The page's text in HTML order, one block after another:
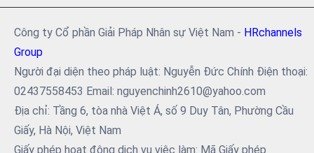
Công ty Cổ phần Giải Pháp Nhân sự Việt Nam - HRchannels
Group
Người đại diện theo pháp luật: Nguyễn Đức Chính Điện thoại:
02437558453 Email: nguyenchinh2610@yahoo.com
Địa chỉ: Tầng 6, tòa nhà Việt Á, số 9 Duy Tân, Phường Cầu
Giấy, Hà Nội, Việt Nam
Giấy phép hoạt động dịch vụ việc làm: Mã Giấy phép